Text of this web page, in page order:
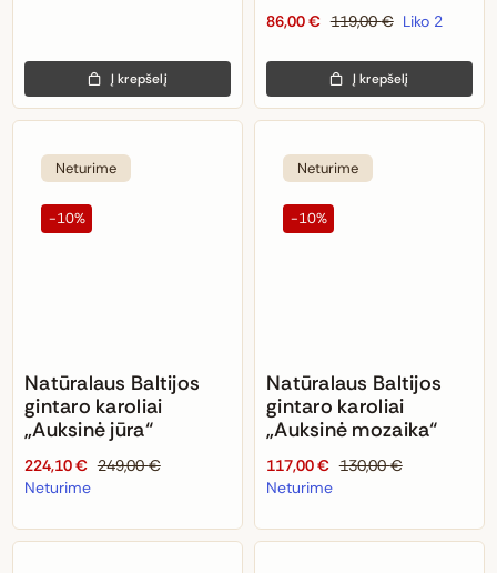
Į krepšelį
119,00€
Original
was:
119,00 €.
86,00€
Current
is:
86,00 €.
Liko 2
Į krepšelį
Neturime
-10%
Natūralaus Baltijos
gintaro karoliai
„Auksinė jūra“
249,00€
Original
was:
224,10€
Current
is:
Neturime
Neturime
-10%
Natūralaus Baltijos
gintaro karoliai
„Auksinė mozaika“
130,00€
Original
was:
117,00€
Current
is:
Neturime